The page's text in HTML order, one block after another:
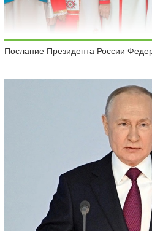
Послание Президента России